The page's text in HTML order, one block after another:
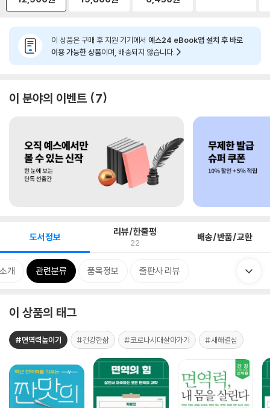
이 상품은 구매 후 지원 기기에서 예스24 eBook앱 설치 후 바로
이용 가능한 상품이며, 배송되지 않습니다.
이 분야의 이벤트 7
도서정보 리뷰/한줄평
22 배송/반품/교환
개 관련분류 품목정보 출판사 리뷰
이 상품의 태그
#면역력높이기 #건강한삶 #코로나시대살아가기 #새해결심